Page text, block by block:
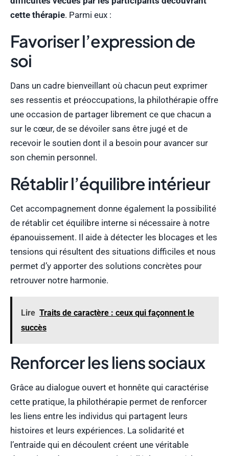
cette thérapie. Parmi eux :
Favoriser l’expression de
soi
Dans un cadre bienveillant où chacun peut exprimer
ses ressentis et préoccupations, la philothérapie offre
une occasion de partager librement ce que chacun a
sur le cœur, de se dévoiler sans être jugé et de
recevoir le soutien dont il a besoin pour avancer sur
son chemin personnel.
Rétablir l’équilibre intérieur
Cet accompagnement donne également la possibilité
de rétablir cet équilibre interne si nécessaire à notre
épanouissement. Il aide à détecter les blocages et les
tensions qui résultent des situations difficiles et nous
permet d’y apporter des solutions concrètes pour
retrouver notre harmonie.
Lire Traits de caractère : ceux qui façonnent le
succès
Renforcer les liens sociaux
Grâce au dialogue ouvert et honnête qui caractérise
cette pratique, la philothérapie permet de renforcer
les liens entre les individus qui partagent leurs
histoires et leurs expériences. La solidarité et
l’entraide qui en découlent créent une véritable